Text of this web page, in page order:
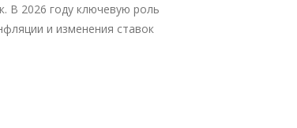
В 2026 году ключевую роль
и изменения ставок